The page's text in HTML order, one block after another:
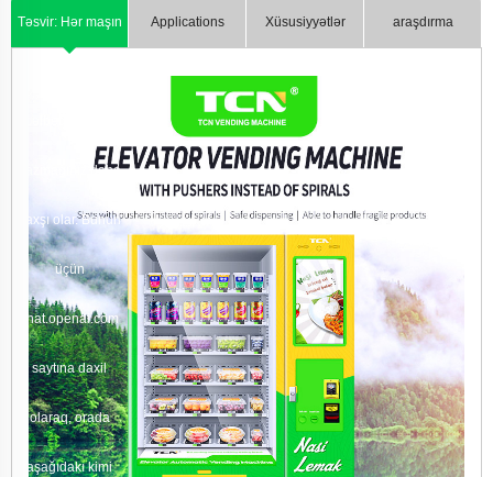
Təsvir: Hər maşın
yazmağınız daha
yaxşı olar. Bunun
üçün
chat.openai.com
saytına daxil
olaraq, orada
aşağıdakı kimi
Applications Xüsusiyyətlər araşdırma